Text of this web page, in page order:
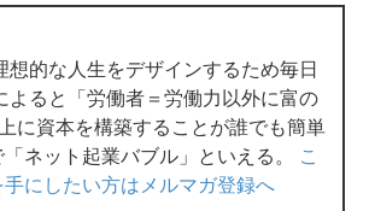
的な人生をデザインするため毎日
ると「労働者＝労働力以外に富の
に資本を構築することが誰でも簡単
ネット起業バブル」といえる。
こ
にしたい方はメルマガ登録へ